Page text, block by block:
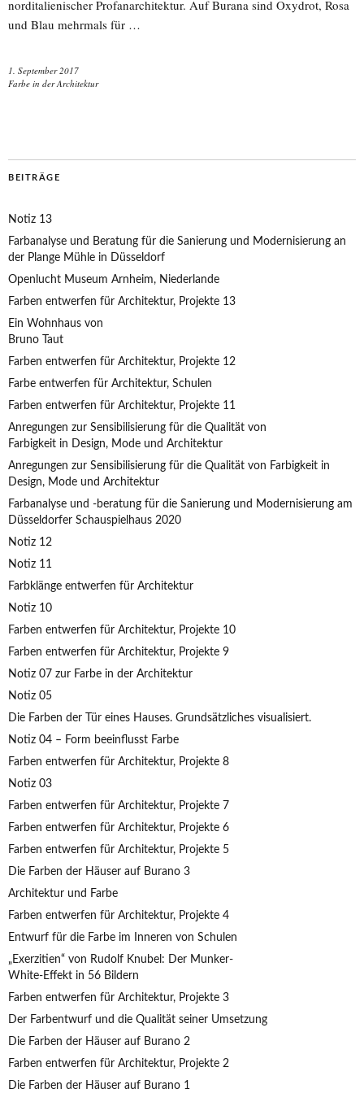
norditalienischer Profanarchitektur. Auf Burana sind Oxydrot, Rosa
und Blau mehrmals für …
1. September 2017
Farbe in der Architektur
BEITRÄGE
Notiz 13
Farbanalyse und Beratung für die Sanierung und Modernisierung an
der Plange Mühle in Düsseldorf
Openlucht Museum Arnheim, Niederlande
Farben entwerfen für Architektur, Projekte 13
Ein Wohnhaus von
Bruno Taut
Farben entwerfen für Architektur, Projekte 12
Farbe entwerfen für Architektur, Schulen
Farben entwerfen für Architektur, Projekte 11
Anregungen zur Sensibilisierung für die Qualität von
Farbigkeit in Design, Mode und Architektur
Anregungen zur Sensibilisierung für die Qualität von Farbigkeit in
Design, Mode und Architektur
Farbanalyse und -beratung für die Sanierung und Modernisierung am
Düsseldorfer Schauspielhaus 2020
Notiz 12
Notiz 11
Farbklänge entwerfen für Architektur
Notiz 10
Farben entwerfen für Architektur, Projekte 10
Farben entwerfen für Architektur, Projekte 9
Notiz 07 zur Farbe in der Architektur
Notiz 05
Die Farben der Tür eines Hauses. Grundsätzliches visualisiert.
Notiz 04 – Form beeinflusst Farbe
Farben entwerfen für Architektur, Projekte 8
Notiz 03
Farben entwerfen für Architektur, Projekte 7
Farben entwerfen für Architektur, Projekte 6
Farben entwerfen für Architektur, Projekte 5
Die Farben der Häuser auf Burano 3
Architektur und Farbe
Farben entwerfen für Architektur, Projekte 4
Entwurf für die Farbe im Inneren von Schulen
„Exerzitien“ von Rudolf Knubel: Der Munker-
White-Effekt in 56 Bildern
Farben entwerfen für Architektur, Projekte 3
Der Farbentwurf und die Qualität seiner Umsetzung
Die Farben der Häuser auf Burano 2
Farben entwerfen für Architektur, Projekte 2
Die Farben der Häuser auf Burano 1